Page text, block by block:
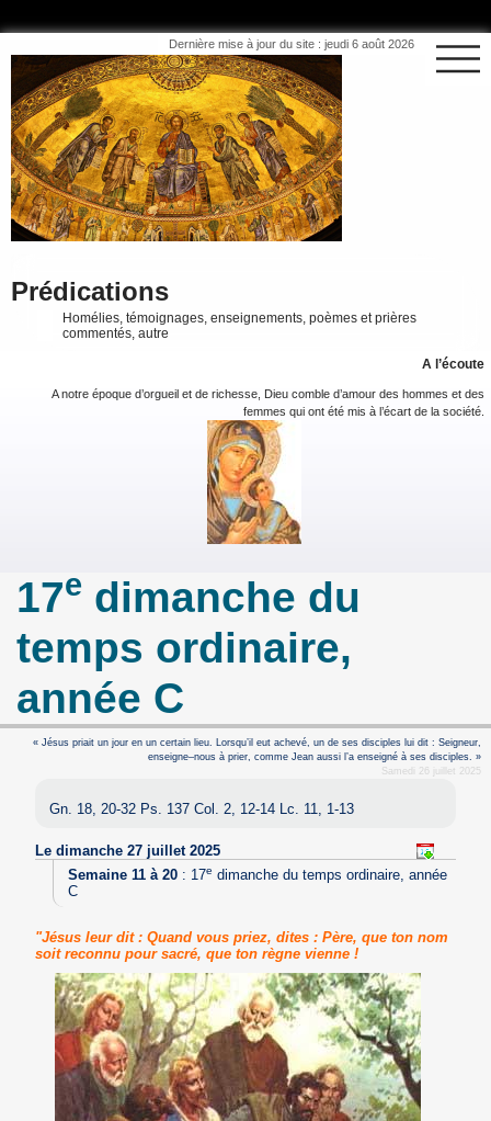
Dernière mise à jour du site : jeudi 6 août 2026
Prédications
Homélies, témoignages, enseignements, poèmes et prières
commentés, autre
A l’écoute
A notre époque d’orgueil et de richesse, Dieu comble d’amour des hommes et des
femmes qui ont été mis à l’écart de la société.
17e dimanche du
temps ordinaire,
année C
« Jésus priait un jour en un certain lieu. Lorsqu’il eut achevé, un de ses disciples lui dit : Seigneur,
enseigne–nous à prier, comme Jean aussi l’a enseigné à ses disciples. »
Samedi 26 juillet 2025
Gn. 18, 20-32 Ps. 137 Col. 2, 12-14 Lc. 11, 1-13
Le dimanche 27 juillet 2025
Semaine 11 à 20: 17e dimanche du temps ordinaire, année
C
"Jésus leur dit : Quand vous priez, dites : Père, que ton nom
soit reconnu pour sacré, que ton règne vienne !